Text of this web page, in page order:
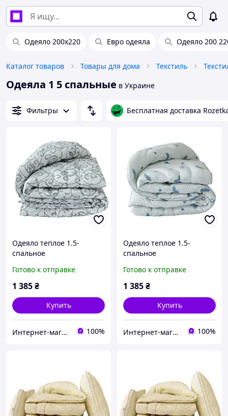
Одеяло 200х220 Евро одеяла Одеяло 200
Каталог товаров Товары для дома Текстиль
Одеяла 1 5 спальные в Украине
Фильтры Бесплатная доставка
Одеяло теплое 1.5-
спальное
Эко-пух "Eco-venzel"
Готово к отправке
1 385₴
Купить
Интернет-магазин "ДОЛЯ Текстиль" 100%
Одеяло теплое 1.5-
спальное
Эко-пух "Eco-Перо"
Готово к отправке
1 385₴
Купить
Интернет-магазин "ДОЛЯ Текстиль" 100%